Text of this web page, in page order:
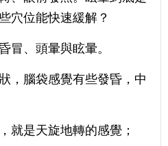
穴位能快速緩解？
冒、頭暈與眩暈。
，腦袋感覺有些發昏，中
就是天旋地轉的感覺；